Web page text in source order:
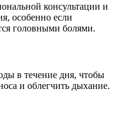
консультации и
особенно если
головными болями.
в течение дня, чтобы
и облегчить дыхание.